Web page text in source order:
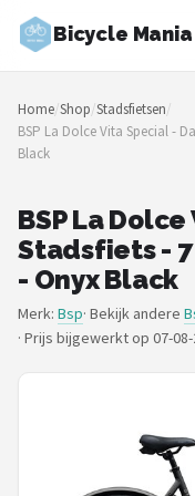
Bicycle Mania
Zoeken
NAVIGATIE
Shop
Merken
Blog
Fietsroutes
Kinderfietsen
Stadsfietsen
Elektrische
Home/Shop/Stadsfietsen/
BSP La Dolce Vita Special -
Black
BSP La
Stadsfiets -
- Onyx Black
Merk: Bsp· Bekijk andere
· Prijs bijgewerkt op 07-08-